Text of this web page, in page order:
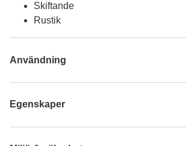
Skiftande
Rustik
Användning
Egenskaper